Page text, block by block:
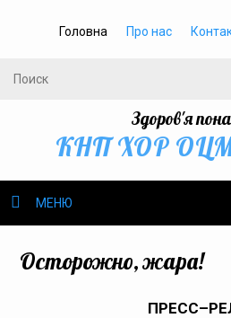
Головна Про нас
Здоров'я
КНП ХОР
МЕНЮ
Осторожно, жара!